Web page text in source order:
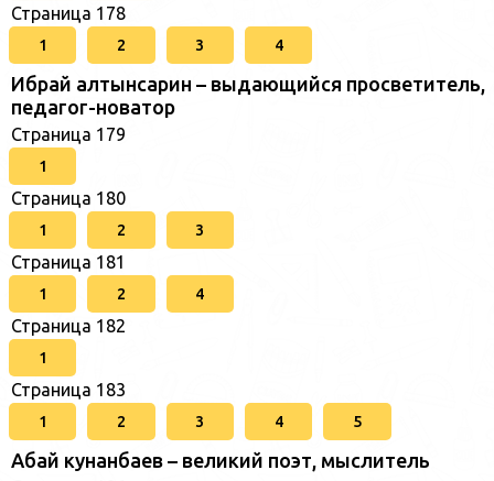
Страница 178
1 2 3 4
Ибрай алтынсарин – выдающийся просветитель,
педагог-новатор
Страница 179
1
Страница 180
1 2 3
Страница 181
1 2 4
Страница 182
1
Страница 183
1 2 3 4 5
Абай кунанбаев – великий поэт, мыслитель